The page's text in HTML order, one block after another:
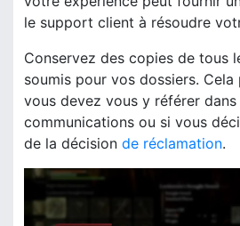
le support client à résoudre
Conservez des copies de tous
soumis pour vos dossiers.
vous devez vous y référer
communications ou si vous
de la décision de réclamation.